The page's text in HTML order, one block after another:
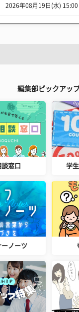
2026年08月19日(水) 15:00
編集部ピックアッ
窓口 学
ノーツ